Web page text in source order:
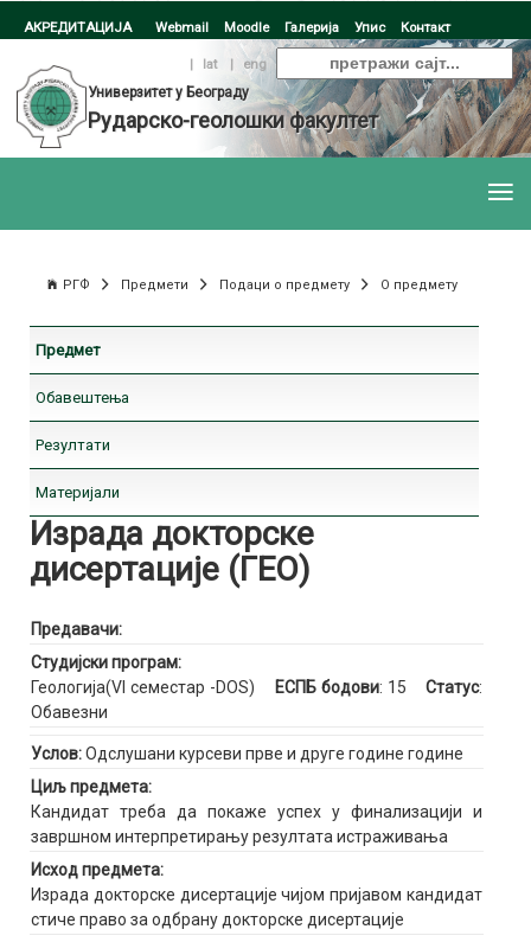
АКРЕДИТАЦИЈА Webmail Moodle Галерија Упис Контакт
| lat |
eng
Универзитет у Београду
Рударско-геолошки факултет
РГФ Предмети Подаци о предмету О предмету
Предмет
Обавештења
Резултати
Материјали
Израда докторске
дисертације (ГЕО)
Предавачи:
Студијски програм:
Геологија(VI семестар -DOS)
ЕСПБ бодови: 15Статус:
Обавезни
Услов:Одслушани курсеви прве и друге године године
Циљ предмета:
Кандидат треба да покаже успех у финализацији и
завршном интерпретирању резултата истраживања
Исход предмета:
Израда докторске дисертације чијом пријавом кандидат
стиче право за одбрану докторске дисертације